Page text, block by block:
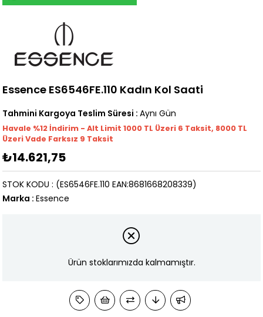
Essence ES6546FE.110 Kadın Kol Saati
Tahmini Kargoya Teslim Süresi : Aynı Gün
Havale %12 İndirim - Alt Limit 1000 TL Üzeri 6 Taksit, 8000 TL
Üzeri Vade Farksız 9 Taksit
₺14.621,75
(ES6546FE.110 EAN:8681668208339)
STOK KODU
Marka : Essence
Ürün stoklarımızda kalmamıştır.